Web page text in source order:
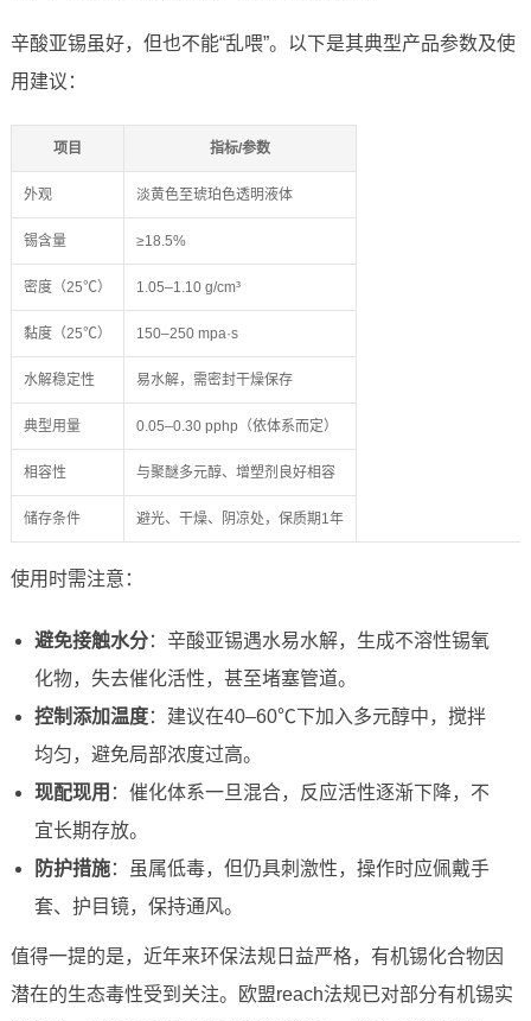
辛酸亚锡虽好，但也不能“乱喂”。以下是其典型产品参数及使
用建议：
项目 指标/参数
外观 淡黄色至琥珀色透明液体
锡含量 ≥18.5%
密度（25℃） 1.05–1.10 g/cm³
黏度（25℃） 150–250 mpa·s
水解稳定性 易水解，需密封干燥保存
典型用量 0.05–0.30 pphp（依体系而定）
相容性 与聚醚多元醇、增塑剂良好相容
储存条件 避光、干燥、阴凉处，保质期1年
使用时需注意：
避免接触水分：辛酸亚锡遇水易水解，生成不溶性锡氧
化物，失去催化活性，甚至堵塞管道。
控制添加温度：建议在40–60℃下加入多元醇中，搅拌
均匀，避免局部浓度过高。
现配现用 ：催化体系一旦混合，反应活性逐渐下降，不
宜长期存放。
防护措施：虽属低毒，但仍具刺激性，操作时应佩戴手
套、护目镜，保持通风。
值得一提的是，近年来环保法规日益严格，有机锡化合物因
潜在的生态毒性受到关注。欧盟reach法规已对部分有机锡实